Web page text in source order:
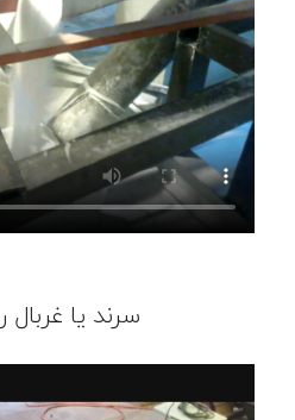
سرند یا غربال